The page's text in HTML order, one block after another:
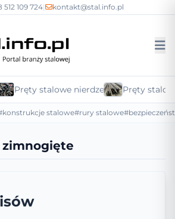
512 109 724| kontakt@stal.info.pl
Pręty stalowe nierdzewnePręty
stalowe#rury stalowe